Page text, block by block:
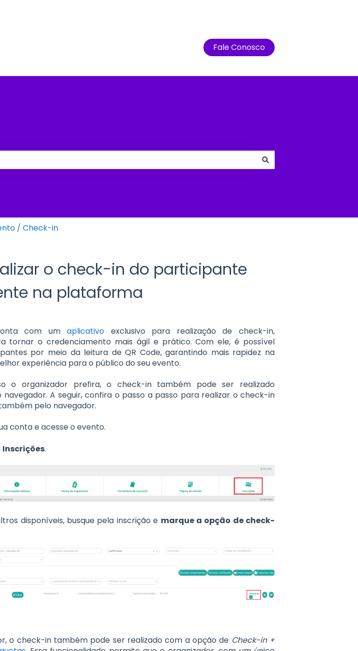
Fale Conosco
/ Check-in
o check-in do participante
na plataforma
com umaplicativo exclusivo para realização de check-in,
tornar o credenciamento mais ágil e prático. Com ele, é possível
por meio da leitura de QR Code, garantindo mais rapidez na
experiência para o público do seu evento.
o organizador prefira, o check-in também pode ser realizado
navegador.A seguir, confira o passo a passo para realizar o check-in
pelo navegador.
conta e acesse o evento.
Inscrições.
disponíveis, busque pela inscrição e marque a opção de check-
o check-in também pode ser realizado com a opção de Check-in +